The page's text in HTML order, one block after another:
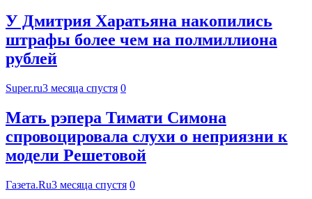
У Дмитрия Харатьяна накопились
штрафы более чем на полмиллиона
рублей
Super.ru3 месяца спустя 0
Мать рэпера Тимати Симона
спровоцировала слухи о неприязни к
модели Решетовой
Газета.Ru3 месяца спустя 0